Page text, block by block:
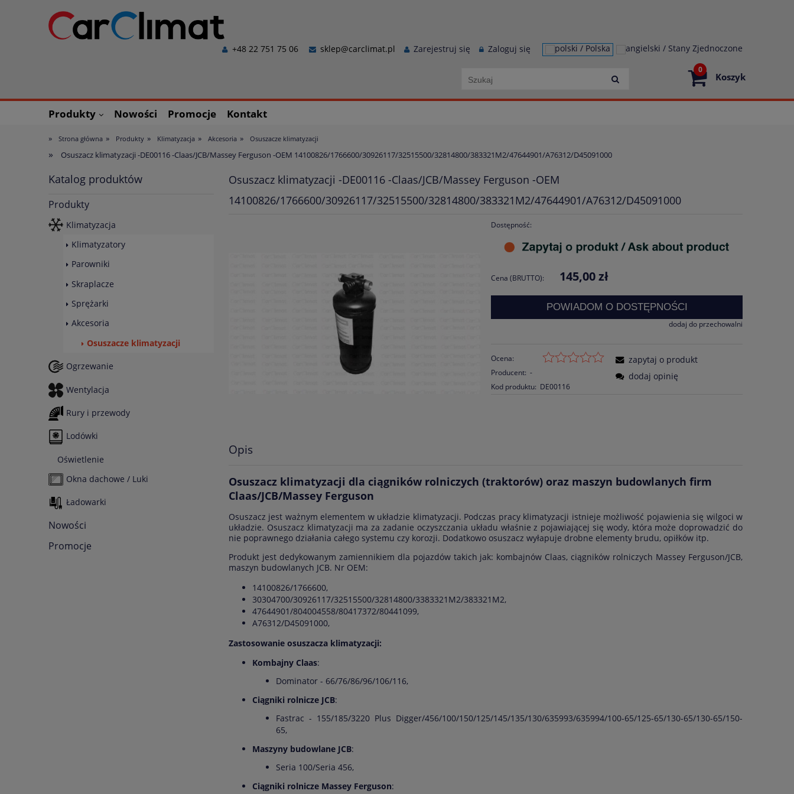
Zarejestruj się Zaloguj się
+48 22 751 75 06 sklep@carclimat.pl
Koszyk
0
Produkty Nowości Promocje Kontakt
» Strona główna » Produkty » Klimatyzacja » Akcesoria » Osuszacze klimatyzacji
» Osuszacz klimatyzacji -DE00116 -Claas/JCB/Massey Ferguson -OEM 14100826/1766600/30926117/32515500/32814800/383321M2/47644901/A76312/D45091000
Katalog produktów
Produkty
Klimatyzacja
Klimatyzatory
Parowniki
Skraplacze
Sprężarki
Akcesoria
Osuszacze klimatyzacji
Ogrzewanie
Wentylacja
Rury i przewody
Lodówki
Oświetlenie
Okna dachowe / Luki
Ładowarki
Nowości
Promocje
Osuszacz klimatyzacji -DE00116 -Claas/JCB/Massey Ferguson -OEM
14100826/1766600/30926117/32515500/32814800/383321M2/47644901/A76312/D45091000
Dostępność:
Cena (BRUTTO): 145,00 zł
POWIADOM O DOSTĘPNOŚCI
dodaj do przechowalni
Ocena:
Producent: -
Kod produktu: DE00116
zapytaj o produkt
dodaj opinię
Opis
Osuszacz klimatyzacji dla ciągników rolniczych (traktorów) oraz maszyn budowlanych firm
Claas/JCB/Massey Ferguson
Osuszacz jest ważnym elementem w układzie klimatyzacji. Podczas pracy klimatyzacji istnieje możliwość pojawienia się wilgoci w
układzie. Osuszacz klimatyzacji ma za zadanie oczyszczania układu właśnie z pojawiającej się wody, która może doprowadzić do
nie poprawnego działania całego systemu czy korozji. Dodatkowo osuszacz wyłapuje drobne elementy brudu, opiłków itp.
Produkt jest dedykowanym zamiennikiem dla pojazdów takich jak: kombajnów Claas, ciągników rolniczych Massey Ferguson/JCB,
maszyn budowlanych JCB. Nr OEM:
14100826/1766600,
30304700/30926117/32515500/32814800/3383321M2/383321M2,
47644901/804004558/80417372/80441099,
A76312/D45091000,
Zastosowanie osuszacza klimatyzacji:
Kombajny Claas:
Dominator - 66/76/86/96/106/116,
Ciągniki rolnicze JCB:
Fastrac - 155/185/3220 Plus Digger/456/100/150/125/145/135/130/635993/635994/100-65/125-65/130-65/130-65/150-
65,
Maszyny budowlane JCB:
Seria 100/Seria 456,
Ciągniki rolnicze Massey Ferguson: